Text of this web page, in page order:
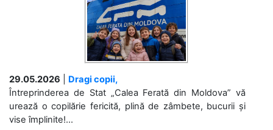
29.05.2026
Dragi copii,
Întreprinderea de Stat „Calea Ferată din Moldova” vă
urează o copilărie fericită, plină de zâmbete, bucurii și
vise împlinite!...